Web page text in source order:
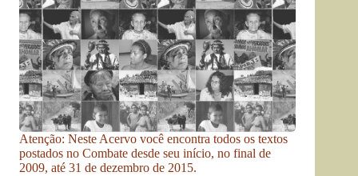
Atenção: Neste Acervo você encontra todos os textos
postados no Combate desde seu início, no final de
2009, até 31 de dezembro de 2015.